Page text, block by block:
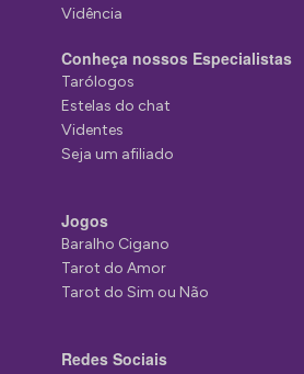
Vidência
Conheça nossos Especialistas
Tarólogos
Estelas do chat
Videntes
Seja um afiliado
Jogos
Baralho Cigano
Tarot do Amor
Tarot do Sim ou Não
Redes Sociais